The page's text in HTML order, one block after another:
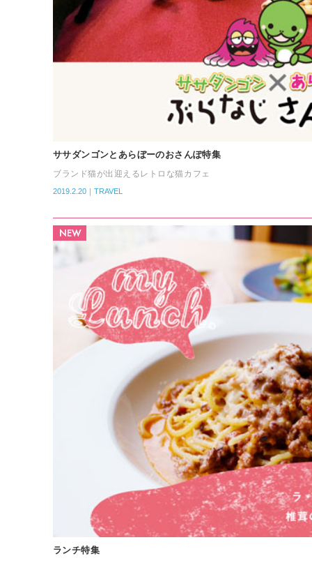
ササダンゴンとあらぼーのおさんぽ特集
ブランド猫が出迎えるレトロな猫カフェ
2019.2.20｜TRAVEL
ランチ特集